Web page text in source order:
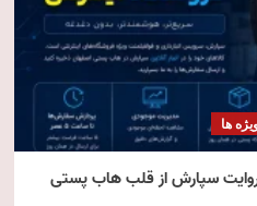
ها
ها
روایت سپارش از قلب هاب پستی